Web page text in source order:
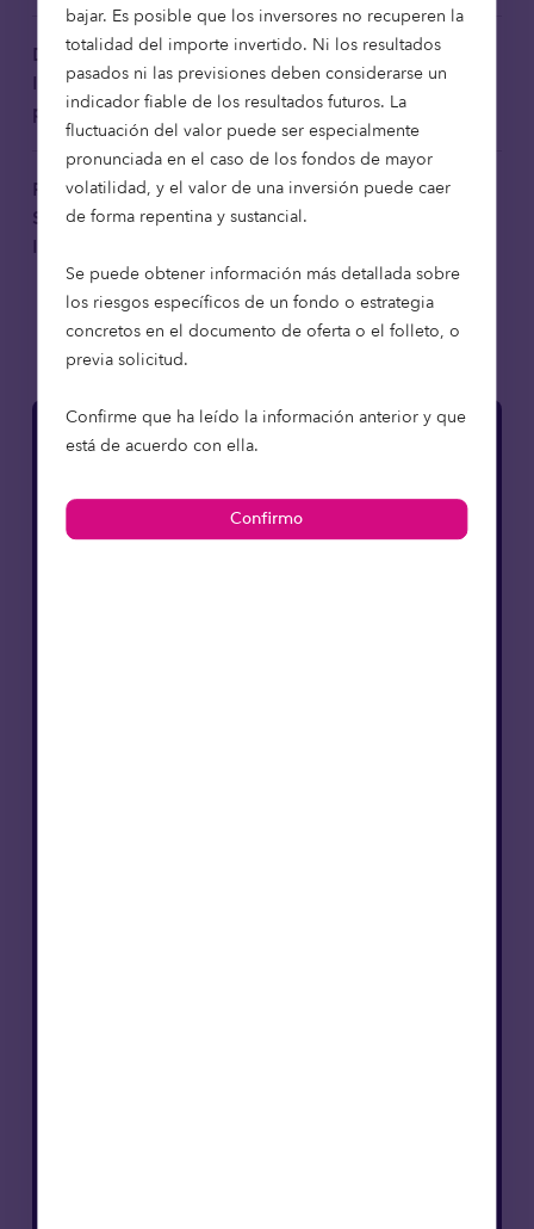
bajar. Es posible que los inversores no recuperen la
totalidad del importe invertido. Ni los resultados
pasados ni las previsiones deben considerarse un
indicador fiable de los resultados futuros. La
fluctuación del valor puede ser especialmente
pronunciada en el caso de los fondos de mayor
volatilidad, y el valor de una inversión puede caer
de forma repentina y sustancial.
Se puede obtener información más detallada sobre
los riesgos específicos de un fondo o estrategia
concretos en el documento de oferta o el folleto, o
previa solicitud.
Confirme que ha leído la información anterior y que
está de acuerdo con ella.
Declaración de Octopus
Investments Limited sobre Riesgos
para la Sostenibilidad 2024
Descargar
Política de Remuneración
Sostenible de Octopus
Investments Limited